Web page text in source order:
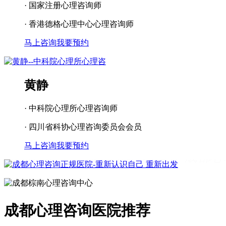
· 国家注册心理咨询师
· 香港德格心理中心心理咨询师
马上咨询我要预约
黄静
· 中科院心理所心理咨询师
· 四川省科协心理咨询委员会会员
马上咨询我要预约
成都看心理疾病 成都心理辅导
理咨询医院 成都青少年心理咨询机构
成都心理咨询医院推荐